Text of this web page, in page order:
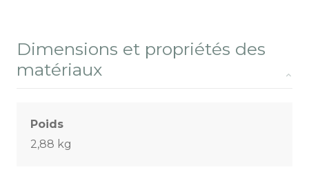
Dimensions et propriétés des
matériaux
Poids
2,88 kg